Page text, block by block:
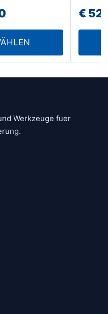
Preisspanne:
€ 264.00
bis
€ 270.00
€
Werkzeuge fuer